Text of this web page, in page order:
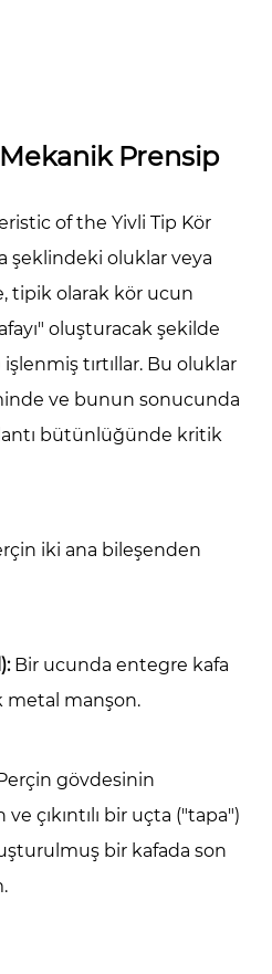
Prensip
of theYivli Tip Kör
şeklindeki oluklarveya
tipik olarak kör ucun
oluşturacak şekilde
tırtıllar. Bu oluklar
ve bunun sonucunda
bütünlüğünde kritik
iki ana bileşenden
Bir ucunda entegre kafa
metal manşon.
gövdesinin
çıkıntılı bir uçta ("tapa")
bir kafada son